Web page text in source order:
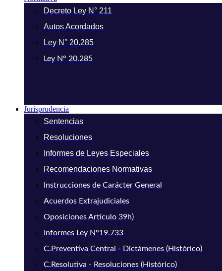
Decreto Ley N° 211
Autos Acordados
Ley N° 20.285
Ley N° 20.285
Jurisprudencia
Sentencias
Resoluciones
Informes de Leyes Especiales
Recomendaciones Normativas
Instrucciones de Carácter General
Acuerdos Extrajudiciales
Oposiciones Artículo 39h)
Informes Ley N°19.733
C.Preventiva Central - Dictámenes (Histórico)
C.Resolutiva - Resoluciones (Histórico)